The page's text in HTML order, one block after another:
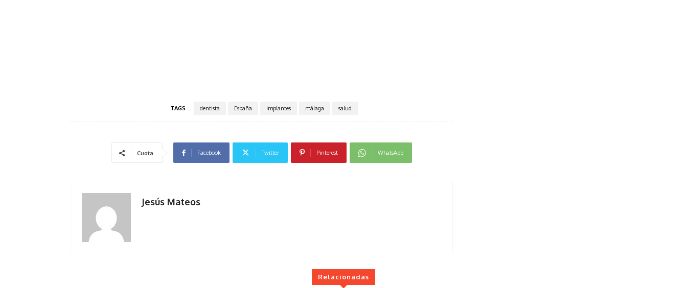
TAGS dentista España implantes málaga salud
Cuota Facebook Twitter Pinterest WhatsApp
Jesús Mateos
Relacionadas